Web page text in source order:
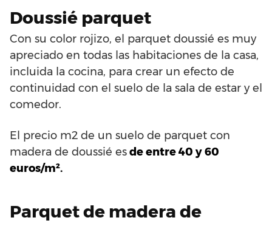
Doussié parquet
Con su color rojizo, el parquet doussié es muy
apreciado en todas las habitaciones de la casa,
incluida la cocina, para crear un efecto de
continuidad con el suelo de la sala de estar y el
comedor.
El precio m2 de un suelo de parquet con
madera de doussié esde entre 40 y 60
euros/m².
Parquet de madera de